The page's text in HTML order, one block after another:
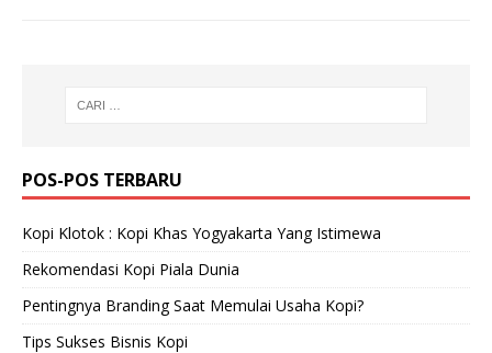
POS-POS TERBARU
Kopi Klotok : Kopi Khas Yogyakarta Yang Istimewa
Rekomendasi Kopi Piala Dunia
Pentingnya Branding Saat Memulai Usaha Kopi?
Tips Sukses Bisnis Kopi